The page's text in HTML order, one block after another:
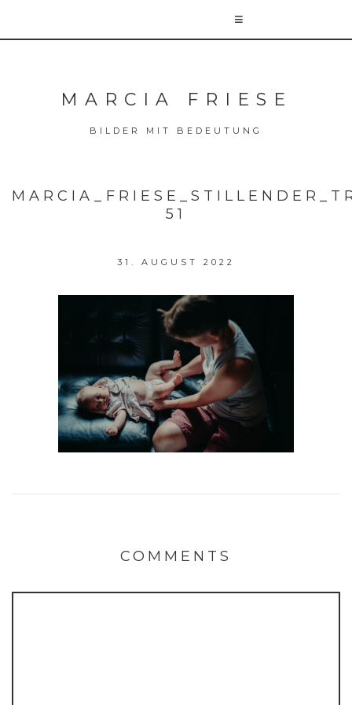
MARCIA FRIESE
BILDER MIT BEDEUTUNG
51
31. AUGUST 2022
COMMENTS